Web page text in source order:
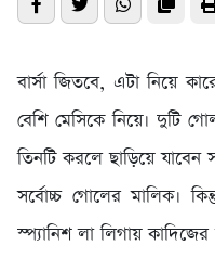
বার্সা জিতবে, এটা নিয়ে
বেশি মেসিকে নিয়ে। দুটি
তিনটি করলে ছাড়িয়ে যাবেন
সর্বোচ্চ গোলের মালিক।
স্প্যানিশ লা লিগায় কাদিজের